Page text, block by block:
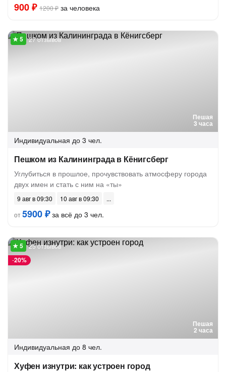
900 ₽ 1200 ₽ за человека
Пешая
3 часа
27 отзывов
Индивидуальная до 3 чел.
Пешком из Калининграда в Кёнигсберг
Углубиться в прошлое, прочувствовать атмосферу города
двух имен и стать с ним на «ты»
9 авг в 09:30
10 авг в 09:30
от5900 ₽за всё до 3 чел.
Пешая
2 часа
-20%
25 отзывов
Индивидуальная до 8 чел.
Хуфен изнутри: как устроен город